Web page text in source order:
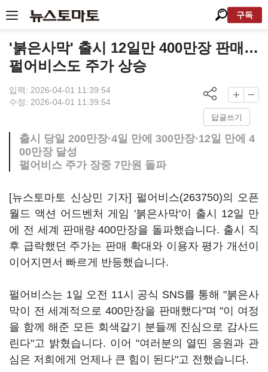
구독
'붉은사막' 출시 12일만 400만장 판매…
펄어비스도 주가 상승
입력: 2026-04-01 11:39:54
수정: 2026-04-01 11:39:54
답글쓰기
출시 당일 200만장·4일 만에 300만장·12일 만에 4
00만장 달성
펄어비스 주가 장중 7만원 돌파
[뉴스토마토 신상민 기자] 펄어비스(263750)의 오픈
월드 액션 어드벤처 게임 '붉은사막'이 출시 12일 만
에 전 세계 판매량 400만장을 돌파했습니다. 출시 직
후 급락했던 주가는 판매 확대와 이용자 평가 개선이
이어지면서 빠르게 반등했습니다.
펄어비스는 1일 오전 11시 공식 SNS를 통해 "붉은사
막이 전 세계적으로 400만장을 판매했다"며 "이 여정
을 함께 해준 모든 회색갈기 분들께 진심으로 감사드
린다"고 밝혔습니다. 이어 "여러분의 열띤 응원과 관
심은 저희에게 언제나 큰 힘이 된다"고 전했습니다.